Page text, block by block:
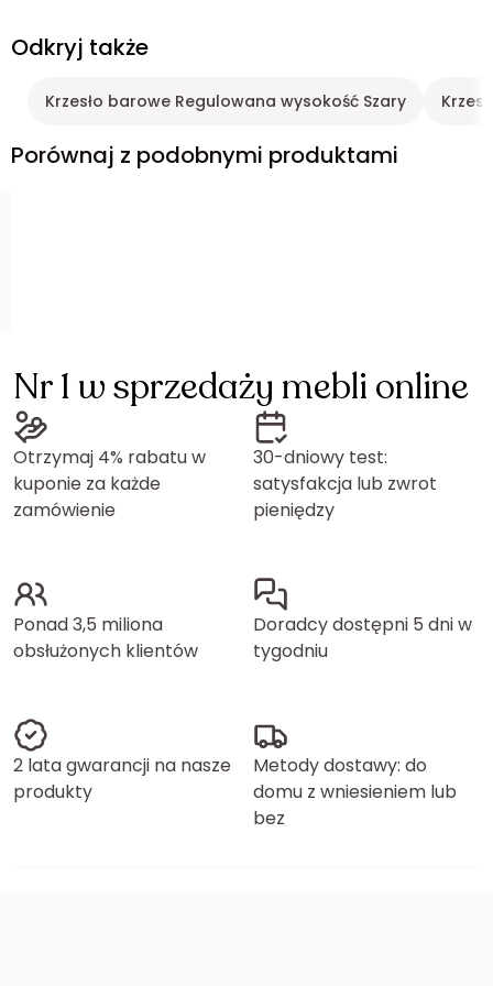
Odkryj także
Krzesło barowe Regulowana wysokość Szary
Porównaj z podobnymi produktami
Nr 1 w sprzedaży mebli online
Otrzymaj 4% rabatu w
kuponie za każde
zamówienie
30-dniowy test:
satysfakcja lub zwrot
pieniędzy
Ponad 3,5 miliona
obsłużonych klientów
Doradcy dostępni 5 dni w
tygodniu
2 lata gwarancji na nasze
produkty
Metody dostawy: do
domu z wniesieniem lub
bez